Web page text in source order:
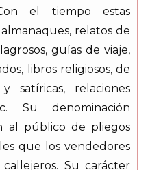
el tiempo estas
relatos de
guías de viaje,
libros religiosos, de
satíricas, relaciones
Su denominación
al público de pliegos
que los vendedores
Su carácter